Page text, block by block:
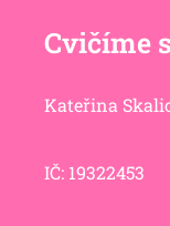
Cvičíme
Kateřina
IČ: 19322453